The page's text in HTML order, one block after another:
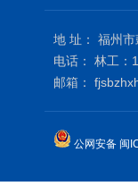
地 址： 福州
电话： 林工：
邮箱：
公网安备 闽